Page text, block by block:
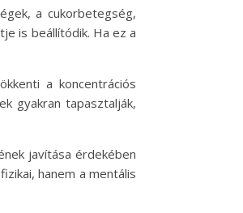
a cukorbetegség,
is beállítódik. Ha ez a
a koncentrációs
gyakran tapasztalják,
javítása érdekében
hanem a mentális